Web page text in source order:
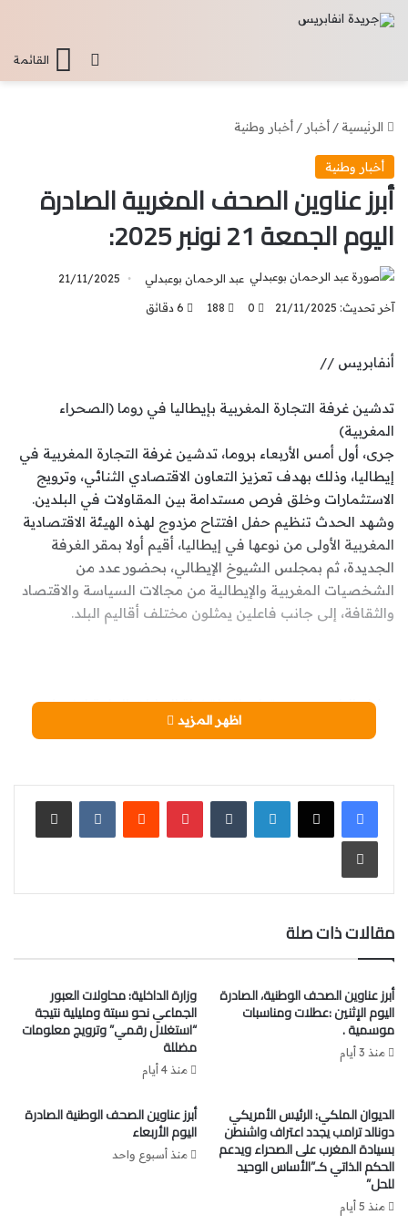
القائمةتسجيل
الرئيسية/ أخبار / أخبار وطنية
أخبار وطنية
أبرز عناوين الصحف المغربية الصادرة
اليوم الجمعة 21 نونبر 2025:
عبد الرحمان بوعبدلي 21/11/2025
آخر تحديث: 21/11/2025 0
188
أنفابريس //
تدشين غرفة التجارة المغربية بإيطاليا في روما (الصحراء
المغربية)
جرى، أول أمس الأربعاء بروما، تدشين غرفة التجارة المغربية في
إيطاليا، وذلك بهدف تعزيز التعاون الاقتصادي الثنائي، وترويج
الاستثمارات وخلق فرص مستدامة بين المقاولات في البلدين.
وشهد الحدث تنظيم حفل افتتاح مزدوج لهذه الهيئة الاقتصادية
المغربية الأولى من نوعها في إيطاليا، أقيم أولا بمقر الغرفة
الجديدة، ثم بمجلس الشيوخ الإيطالي، بحضور عدد من
الشخصيات المغربية والإيطالية من مجالات السياسة والاقتصاد
والثقافة، إلى جانب فاعلين يمثلون مختلف أقاليم البلد.
هشام البلاوي يصدر تعليماته لقضاة النيابات العامة لتفعيل
مستجدات قانون المسطرة الجنائية (الصحراء المغربية)
التطبيق السليم لمستجدات عمل النيابة العامة بموجب القانون
رقم 03.23 المغير والمتمم لقانون المسطرة الجنائية، الذي
سيبدأ العمل بمقتضياته ابتداء من يوم 8 دجنبر 2025.
(الأحداث المغربية)
جدد وزير الشؤون الخارجية والتعاون الإفريقي والمغاربة
نجي، أول أمس الأربعاء بالرباط، التأكيد على أن المغرب وغامبيا
عازمان على تعزيز تعاونهما الثنائي في عدة مجالات. وأبرز السيد
بوريطة، خلال لقاء صحافي مشترك، رغبة المملكة في توطيد
التعاون مع غامبيا في مختلف القطاعات، من خلال تكثيف تبادل
جائزة أستاذ السنة: تتويج الفائزين (الأحداث المغربية)
نظمت مؤسسة محمد السادس للنهوض بالأعمال الاجتماعية
الوطنية والتعليم الأولي والرياضة ومؤسسة الزهيد، وجمعية
اظهر المزيد
لينكدإن بينتيريست
مقالات ذات صلة
أبرز عناوين الصحف الوطنية، الصادرة
اليوم الإثنين :عطلات ومناسبات
موسمية .
منذ 3 أيام
وزارة الداخلية: محاولات العبور
الجماعي نحو سبتة ومليلية نتيجة
“استغلال رقمي” وترويج معلومات
مضللة
منذ 4 أيام
الديوان الملكي: الرئيس الأمريكي
دونالد ترامب يجدد اعتراف واشنطن
بسيادة المغرب على الصحراء ويدعم
الحكم الذاتي كـ”الأساس الوحيد
للحل”
منذ 5 أيام
أبرز عناوين الصحف الوطنية الصادرة
اليوم الأربعاء
منذ أسبوع واحد